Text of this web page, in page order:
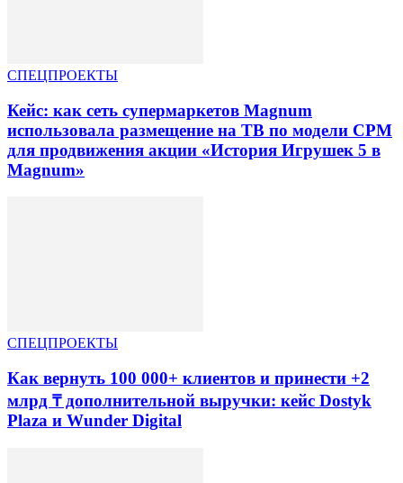
СПЕЦПРОЕКТЫ
Кейс: как сеть супермаркетов Magnum
использовала размещение на ТВ по модели CPM
для продвижения акции «История Игрушек 5 в
Magnum»
СПЕЦПРОЕКТЫ
Как вернуть 100 000+ клиентов и принести +2
млрд ₸ дополнительной выручки: кейс Dostyk
Plaza и Wunder Digital